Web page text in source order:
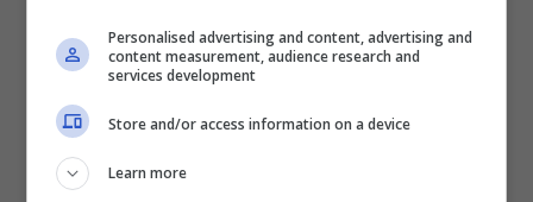
Personalised advertising and content, advertising and
content measurement, audience research and
services development
Store and/or access information on a device
Learn more